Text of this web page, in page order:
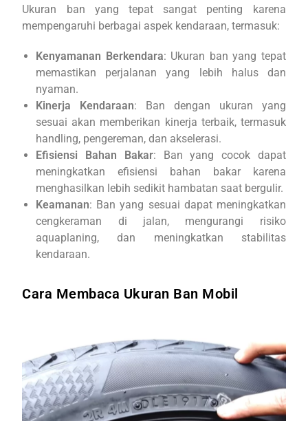
Ukuran ban yang tepat sangat penting karena
mempengaruhi berbagai aspek kendaraan, termasuk:
Kenyamanan Berkendara: Ukuran ban yang tepat
memastikan perjalanan yang lebih halus dan
nyaman.
Kinerja Kendaraan: Ban dengan ukuran yang
sesuai akan memberikan kinerja terbaik, termasuk
handling, pengereman, dan akselerasi.
Efisiensi Bahan Bakar: Ban yang cocok dapat
meningkatkan efisiensi bahan bakar karena
menghasilkan lebih sedikit hambatan saat bergulir.
Keamanan: Ban yang sesuai dapat meningkatkan
cengkeraman di jalan, mengurangi risiko
aquaplaning, dan meningkatkan stabilitas
kendaraan.
Cara Membaca Ukuran Ban Mobil